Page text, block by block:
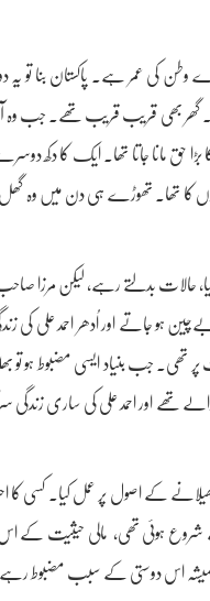
وطن کی عمر ہے۔ پاکستان بنا تو
گھر بھی قریب قریب تھے۔ جب وہ
حق مانا جاتا تھا۔ ایک کا دکھ
کا تھا۔ تھوڑے ہی دن میں وہ
حالات بدلتے رہے، لیکن مرزا صاحب
ہو جاتے اور اُدھر احمد علی کی
جب بنیاد ایسی مضبوط ہو تو
تھے اور احمد علی کی ساری زندگی
کے اصول پر عمل کیا۔ کسی کا احسان
سے شروع ہوئی تھی، مالی حیثیت
ہمیشہ اس دوستی کے سبب مضبوط